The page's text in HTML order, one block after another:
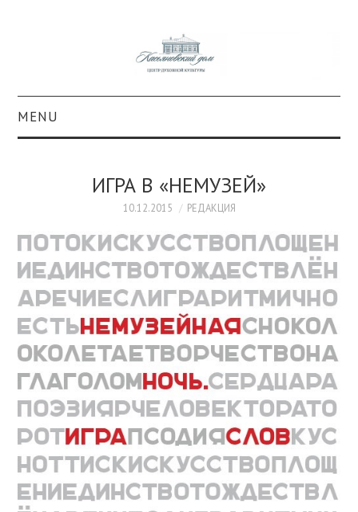
MENU
КОЛЛЕКЦИИ
#КАСДОМ
КУЛЬТУРА
ОБРАЗОВАНИЕ
ПРОСВЕЩЕНИЕ
ИГРА В «НЕМУЗЕЙ»
10.12.2015 РЕДАКЦИЯ